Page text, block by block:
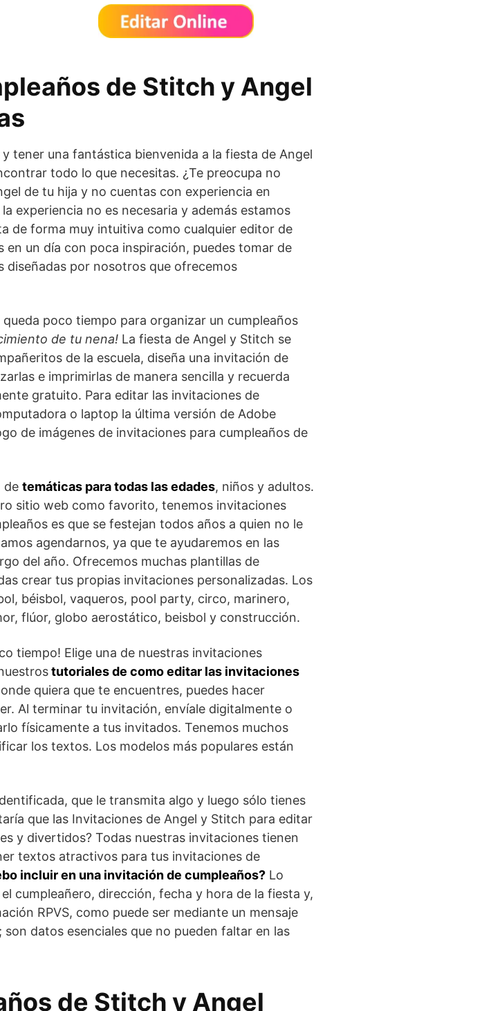
de Stitch y Angel
tener una fantástica bienvenida a la fiesta de Angel
todo lo que necesitas. ¿Te preocupa no
de tu hija y no cuentas con experiencia en
experiencia no es necesaria y además estamos
de forma muy intuitiva como cualquier editor de
un día con poca inspiración, puedes tomar de
diseñadas por nosotros que ofrecemos
poco tiempo para organizar un cumpleaños
de tu nena! La fiesta de Angel y Stitch se
de la escuela, diseña una invitación de
e imprimirlas de manera sencilla y recuerda
gratuito. Para editar las invitaciones de
o laptop la última versión de Adobe
de imágenes de invitaciones para cumpleaños de
de temáticas para todas las edades, niños y adultos.
sitio web como favorito, tenemos invitaciones
es que se festejan todos años a quien no le
agendarnos, ya que te ayudaremos en las
del año. Ofrecemos muchas plantillas de
crear tus propias invitaciones personalizadas. Los
béisbol, vaqueros, pool party, circo, marinero,
flúor, globo aerostático, beisbol y construcción.
tiempo! Elige una de nuestras invitaciones
tutoriales de como editar las invitaciones
quiera que te encuentres, puedes hacer
Al terminar tu invitación, envíale digitalmente o
físicamente a tus invitados. Tenemos muchos
los textos. Los modelos más populares están
que le transmita algo y luego sólo tienes
que las Invitaciones de Angel y Stitch para editar
y divertidos? Todas nuestras invitaciones tienen
textos atractivos para tus invitaciones de
incluir en una invitación de cumpleaños? Lo
cumpleañero, dirección, fecha y hora de la fiesta y,
RPVS, como puede ser mediante un mensaje
son datos esenciales que no pueden faltar en las
de Stitch y Angel